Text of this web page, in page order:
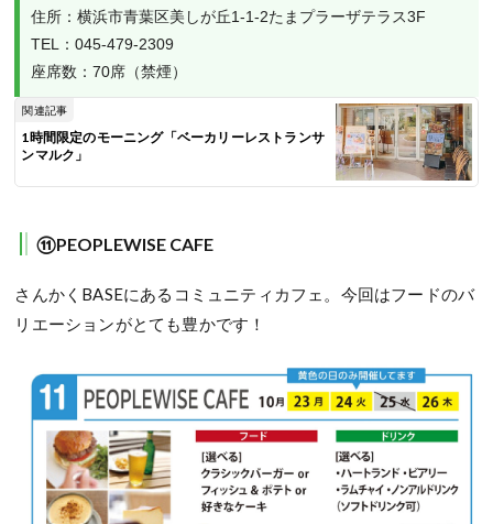
住所：横浜市青葉区美しが丘1-1-2たまプラーザテラス3F
TEL：045-479-2309
座席数：70席（禁煙）
関連記事
1時間限定のモーニング「ベーカリーレストランサ
ンマルク」
⑪PEOPLEWISE CAFE
さんかくBASEにあるコミュニティカフェ。今回はフードのバ
リエーションがとても豊かです！